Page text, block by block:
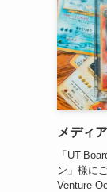
メディ
「UT-
ン」様に
Venture